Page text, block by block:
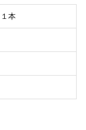
本